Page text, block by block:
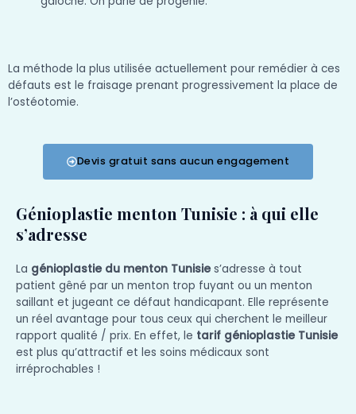
La méthode la plus utilisée actuellement pour remédier à ces
défauts est le fraisage prenant progressivement la place de
l’ostéotomie.
Devis gratuit sans aucun engagement
Génioplastie menton Tunisie : à qui elle
s’adresse
La génioplastie du menton Tunisie s’adresse à tout
patient gêné par un menton trop fuyant ou un menton
saillant et jugeant ce défaut handicapant. Elle représente
un réel avantage pour tous ceux qui cherchent le meilleur
rapport qualité / prix. En effet, le tarif génioplastie Tunisie
est plus qu’attractif et les soins médicaux sont
irréprochables !